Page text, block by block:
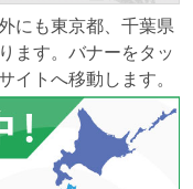
にも東京都、千葉県
ます。バナーをタッ
イトへ移動します。